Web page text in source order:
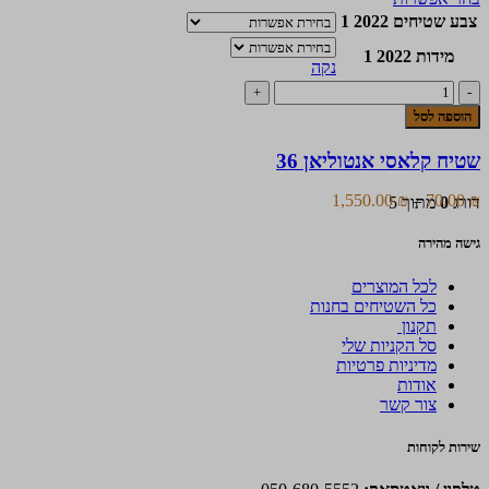
עד
זה
מספר
האפשרויות
בעמוד
המוצר
צבע שטיחים 2022 1
מידות 2022 1
נקה
כמות
של
שטיח
קלאסי
אנטוליאן
הוספה לסל
שטיח קלאסי אנטוליאן 36
דורג0מתוך 570.00₪
–
1,550.00₪
גישה מהירה
לכל המוצרים
כל השטיחים בחנות
תקנון
סל הקניות שלי
מדיניות פרטיות
אודות
צור קשר
שירות לקוחות